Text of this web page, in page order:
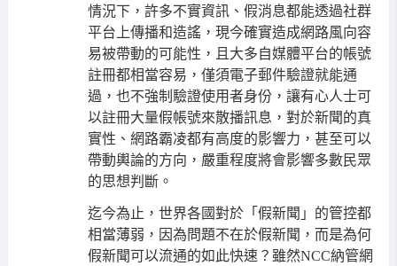
情況下，許多不實資訊、假消息都能透過社群
平台上傳播和造謠，現今確實造成網路風向容
易被帶動的可能性，且大多自媒體平台的帳號
註冊都相當容易，僅須電子郵件驗證就能通
過，也不強制驗證使用者身份，讓有心人士可
以註冊大量假帳號來散播訊息，對於新聞的真
實性、網路霸凌都有高度的影響力，甚至可以
帶動輿論的方向，嚴重程度將會影響多數民眾
的思想判斷。
迄今為止，世界各國對於「假新聞」的管控都
相當薄弱，因為問題不在於假新聞，而是為何
假新聞可以流通的如此快速？雖然NCC納管網